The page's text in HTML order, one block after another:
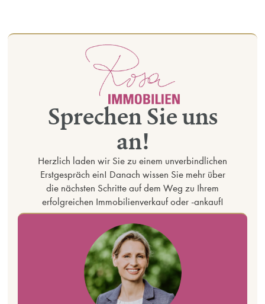
Sprechen Sie uns
an!
Herzlich laden wir Sie zu einem unverbindlichen
Erstgespräch ein! Danach wissen Sie mehr über
die nächsten Schritte auf dem Weg zu Ihrem
erfolgreichen Immobilienverkauf oder -ankauf!